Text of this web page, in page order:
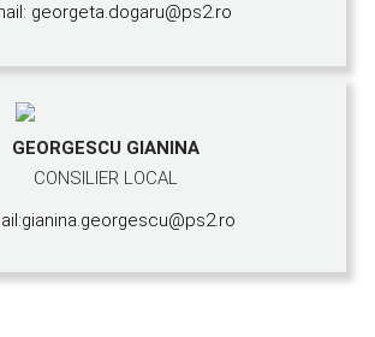
georgeta.dogaru@ps2.ro
GEORGESCU GIANINA
CONSILIER LOCAL